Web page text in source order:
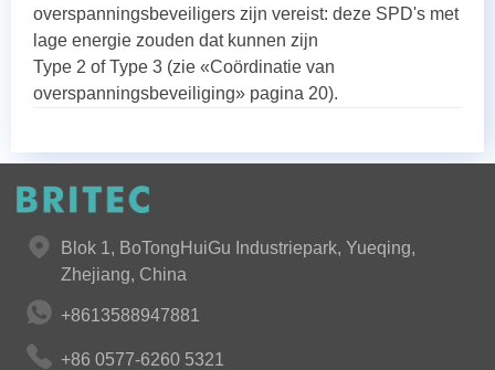
overspanningsbeveiligers zijn vereist: deze SPD's met
lage energie zouden dat kunnen zijn
Type 2 of Type 3 (zie «Coördinatie van
overspanningsbeveiliging» pagina 20).
Blok 1, BoTongHuiGu Industriepark, Yueqing,
Zhejiang, China
+8613588947881
+86 0577-6260 5321